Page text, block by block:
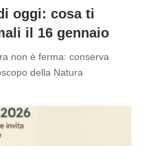
oggi: cosa ti
il 16 gennaio
non è ferma: conserva
della Natura